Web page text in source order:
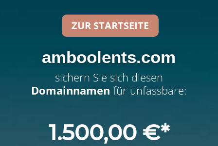
amboolents.com
sichern Sie sich diesen
Domainnamen für unfassbare:
1.500,00 €
ZUR STARTSEITE